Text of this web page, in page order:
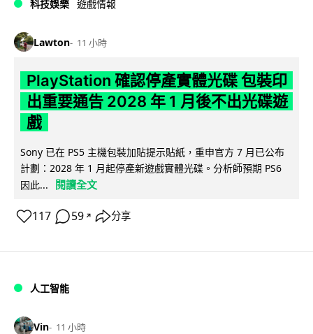
科技娛樂 遊戲情報
Lawton 11 小時
PlayStation 確認停產實體光碟 包裝印
出重要通告 2028 年 1 月後不出光碟遊
戲
Sony 已在 PS5 主機包裝加貼提示貼紙，重申官方 7 月已公布
計劃：2028 年 1 月起停產新遊戲實體光碟。分析師預期 PS6
因此...
閱讀全文
117 59 ↗ 分享
人工智能
Vin 11 小時